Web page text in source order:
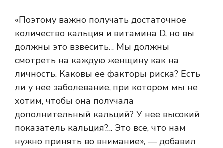
«Поэтому важно получать достаточное
количество кальция и витамина D, но вы
должны это взвесить… Мы должны
смотреть на каждую женщину как на
личность. Каковы ее факторы риска? Есть
ли у нее заболевание, при котором мы не
хотим, чтобы она получала
дополнительный кальций? У нее высокий
показатель кальция?… Это все, что нам
нужно принять во внимание», — добавил